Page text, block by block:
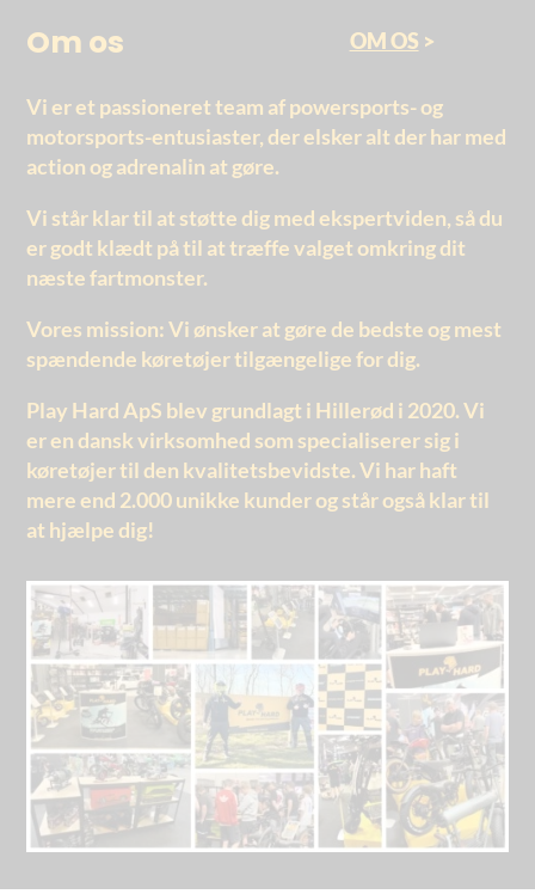
Om os OM OS >
Vi er et passioneret team af powersports- og
motorsports-entusiaster, der elsker alt der har med
action og adrenalin at gøre.
Vi står klar til at støtte dig med ekspertviden, så du
er godt klædt på til at træffe valget omkring dit
næste fartmonster.
Vores mission: Vi ønsker at gøre de bedste og mest
spændende køretøjer tilgængelige for dig.
Play Hard ApS blev grundlagt i Hillerød i 2020. Vi
er en dansk virksomhed som specialiserer sig i
køretøjer til den kvalitetsbevidste. Vi har haft
mere end 2.000 unikke kunder og står også klar til
at hjælpe dig!